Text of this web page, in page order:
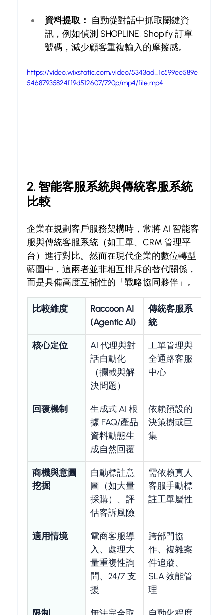
資料提取： 自動從對話中抓取關鍵資
訊，例如偵測 SHOPLINE, Shopify 訂單
號碼，減少顧客重複輸入的摩擦感。
https://video.wixstatic.com/video/5343ad_1c599ee589e
54687935824ff9d512607/720p/mp4/file.mp4
2. 智能客服系統與傳統客服系統
比較
企業在規劃客戶服務架構時，常將 AI 智能客
服與傳統客服系統（如工單、CRM 管理平
台）進行對比。然而在現代企業的數位轉型
藍圖中，這兩者並非相互排斥的替代關係，
而是具備高度互補性的「戰略協同夥伴」。
比較維度
Raccoon AI
(Agentic AI)
傳統客服系
統
核心定位
AI 代理與對
話自動化
（攔截與解
決問題）
工單管理與
全通路客服
中心
回覆機制
生成式 AI 根
據 FAQ/產品
資料動態生
成自然回覆
依賴預設的
決策樹或巨
集
商機與意圖
挖掘
自動標註意
圖（如大量
採購）、評
估客訴風險
需依賴真人
客服手動標
註工單屬性
適用情境
電商客服導
入、處理大
量重複性詢
問、24/7 支
援
跨部門協
作、複雜案
件追蹤、
SLA 效能管
理